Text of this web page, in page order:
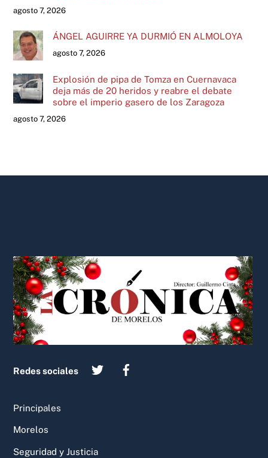
agosto 7, 2026
ÁNGEL AGUIRRE YA DURMIÓ EN ALMOLOYA
agosto 7, 2026
Explosión de pipa de Tomza en Cuernavaca
deja más de 20 heridos y reabre el debate
sobre el imperio gasero de los Zaragoza
agosto 7, 2026
To
Top
Redes sociales
Principales
Morelos
Seguridad y Justicia